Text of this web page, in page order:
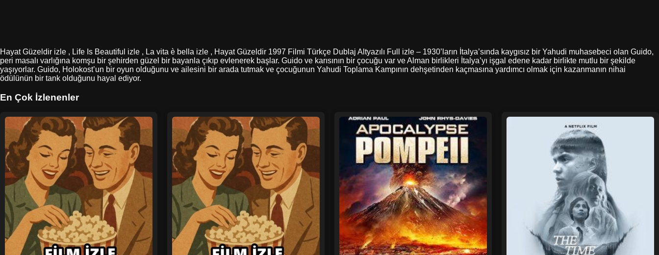
Hayat Güzeldir izle , Life Is Beautiful izle , La vita è bella izle , Hayat Güzeldir 1997 Filmi Türkçe Dublaj Altyazılı Full izle – 1930’ların İtalya’sında kaygısız bir Yahudi muhasebeci olan Guido,
peri masalı varlığına komşu bir şehirden güzel bir bayanla çıkıp evlenerek başlar. Guido ve karısının bir çocuğu var ve Alman birlikleri İtalya’yı işgal edene kadar birlikte mutlu bir şekilde
yaşıyorlar. Guido, Holokost’un bir oyun olduğunu ve ailesini bir arada tutmak ve çocuğunun Yahudi Toplama Kampının dehşetinden kaçmasına yardımcı olmak için kazanmanın nihai
ödülünün bir tank olduğunu hayal ediyor.
En Çok İzlenenler